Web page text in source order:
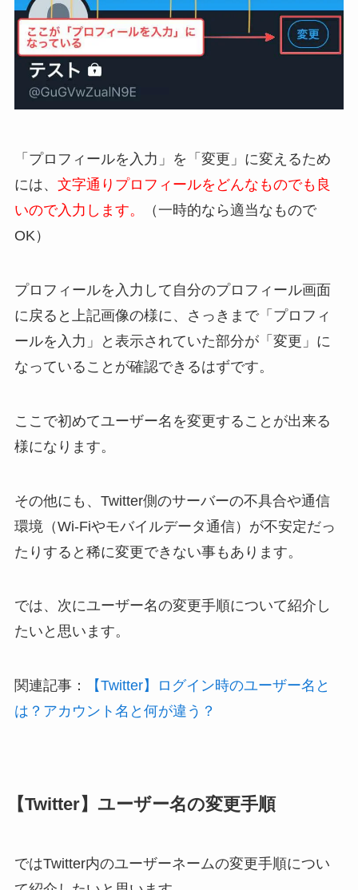
「プロフィールを入力」を「変更」に変えるため
には、 文字通りプロフィールをどんなものでも良
いので入力します。
（一時的なら適当なもので
OK）
プロフィールを入力して自分のプロフィール画面
に戻ると上記画像の様に、さっきまで「プロフィ
ールを入力」と表示されていた部分が「変更」に
なっていることが確認できるはずです。
ここで初めてユーザー名を変更することが出来る
様になります。
その他にも、Twitter側のサーバーの不具合や通信
環境（Wi-Fiやモバイルデータ通信）が不安定だっ
たりすると稀に変更できない事もあります。
では、次にユーザー名の変更手順について紹介し
たいと思います。
関連記事：
【Twitter】ログイン時のユーザー名と
は？アカウント名と何が違う？
【Twitter】ユーザー名の変更手順
ではTwitter内のユーザーネームの変更手順につい